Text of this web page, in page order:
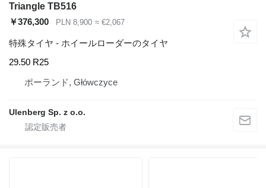
Triangle TB516
￥376,300
PLN 8,900 ≈ €2,067
特殊タイヤ - ホイールローダーのタイヤ
29.50 R25
ポーランド, Główczyce
Ulenberg Sp. z o.o.